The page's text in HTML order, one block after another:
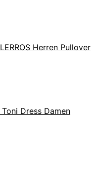
LERROS Herren Pullover
Toni Dress Damen